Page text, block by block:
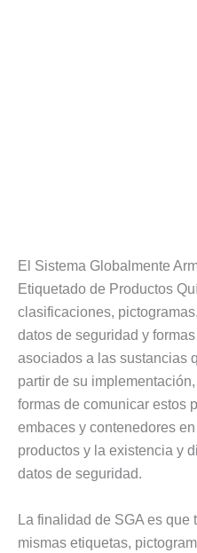
El Sistema Globalmente
Etiquetado de Productos
clasificaciones,
datos de seguridad y
asociados a las sustancias
partir de su
formas de comunicar estos
embaces y contenedores
productos y la existencia y
datos de seguridad.
La finalidad de SGA es
mismas etiquetas,